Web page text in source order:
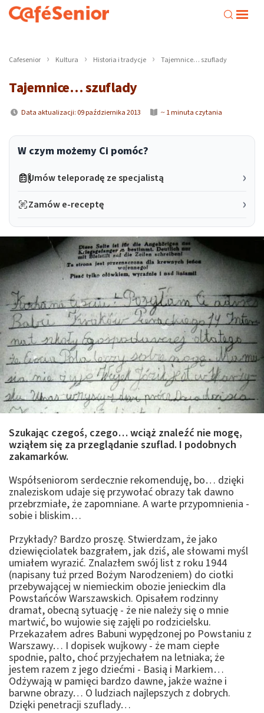
Cafesenior Kultura Historia i tradycje Tajemnice… szuflady
Tajemnice… szuflady
Data aktualizacji: 09 października 2013 ~ 1 minuta czytania
W czym możemy Ci pomóc?
Umów teleporadę ze specjalistą
Zamów e-receptę
Szukając czegoś, czego… wciąż znaleźć nie mogę,
wziąłem się za przeglądanie szuflad. I podobnych
zakamarków.
Współseniorom serdecznie rekomenduję, bo… dzięki
znaleziskom udaje się przywołać obrazy tak dawno
przebrzmiałe, że zapomniane. A warte przypomnienia -
sobie i bliskim…
Przykłady? Bardzo proszę. Stwierdzam, że jako
dziewięciolatek bazgrałem, jak dziś, ale słowami myśl
umiałem wyrazić. Znalazłem swój list z roku 1944
(napisany tuż przed Bożym Narodzeniem) do ciotki
przebywającej w niemieckim obozie jenieckim dla
Powstańców Warszawskich. Opisałem rodzinny
dramat, obecną sytuację - że nie należy się o mnie
martwić, bo wujowie się zajęli po rodzicielsku.
Przekazałem adres Babuni wypędzonej po Powstaniu z
Warszawy… I dopisek wujkowy - że mam ciepłe
spodnie, palto, choć przyjechałem na letniaka; że
jestem razem z jego dziećmi - Basią i Markiem…
Odżywają w pamięci bardzo dawne, jakże ważne i
barwne obrazy… O ludziach najlepszych z dobrych.
Dzięki penetracji szuflady…